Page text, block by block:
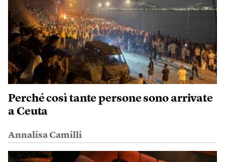
Perché così tante persone sono arrivate
a Ceuta
Annalisa Camilli